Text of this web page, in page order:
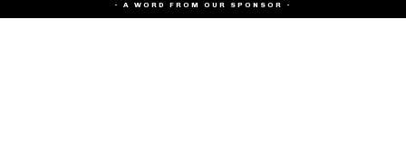
- A WORD FROM OUR SPONSOR -